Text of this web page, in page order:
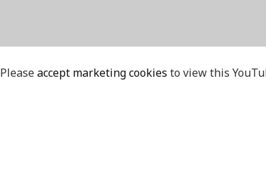
Pleaseaccept marketing cookies to view this